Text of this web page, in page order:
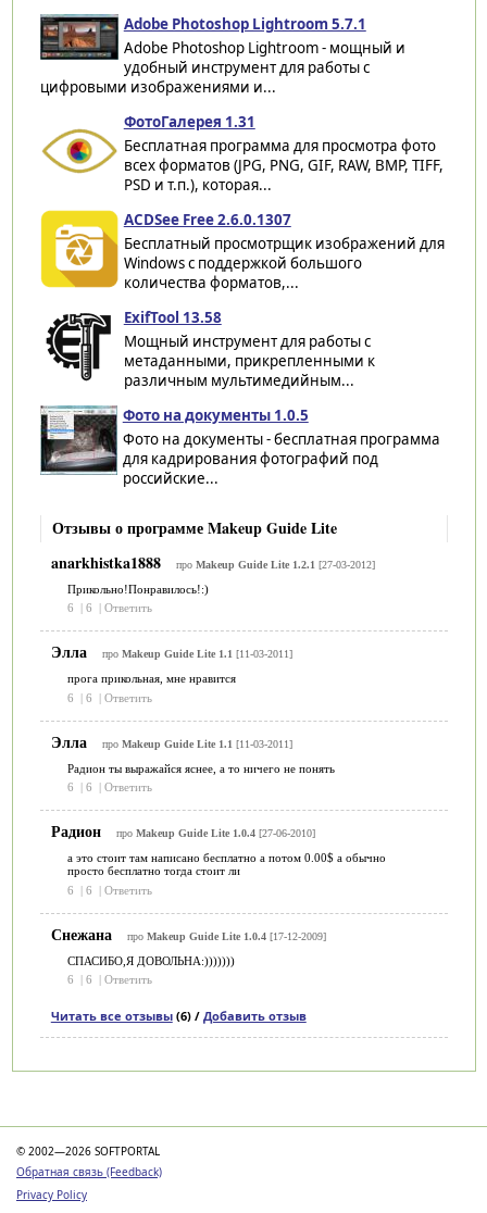
Adobe Photoshop Lightroom 5.7.1
Adobe Photoshop Lightroom - мощный и
удобный инструмент для работы с
цифровыми изображениями и...
ФотоГалерея 1.31
Бесплатная программа для просмотра фото
всех форматов (JPG, PNG, GIF, RAW, BMP, TIFF,
PSD и т.п.), которая...
ACDSee Free 2.6.0.1307
Бесплатный просмотрщик изображений для
Windows с поддержкой большого
количества форматов,...
ExifTool 13.58
Мощный инструмент для работы с
метаданными, прикрепленными к
различным мультимедийным...
Фото на документы 1.0.5
Фото на документы - бесплатная программа
для кадрирования фотографий под
российские...
Отзывы о программе Makeup Guide Lite
anarkhistka1888
про Makeup Guide Lite 1.2.1 [27-03-2012]
Прикольно!Понравилось!:)
6
| 6 | Ответить
Элла про Makeup Guide Lite 1.1 [11-03-2011]
прога прикольная, мне нравится
6
| 6 | Ответить
Элла про Makeup Guide Lite 1.1 [11-03-2011]
Радион ты выражайся яснее, а то ничего не понять
6
| 6 | Ответить
Радион про Makeup Guide Lite 1.0.4[27-06-2010]
а это стоит там написано бесплатно а потом 0.00$ а обычно
просто бесплатно тогда стоит ли
6
| 6 | Ответить
Снежана про Makeup Guide Lite 1.0.4[17-12-2009]
СПАСИБО,Я ДОВОЛЬНА:)))))))
6
| 6 | Ответить
Читать все отзывы(6) / Добавить отзыв
© 2002—2026 SOFTPORTAL
Обратная связь (Feedback)
Privacy Policy